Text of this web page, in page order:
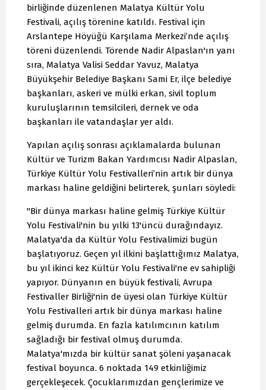
birliğinde düzenlenen Malatya Kültür Yolu
Festivali, açılış törenine katıldı. Festival için
Arslantepe Höyüğü Karşılama Merkezi’nde açılış
töreni düzenlendi. Törende Nadir Alpaslan'ın yanı
sıra, Malatya Valisi Seddar Yavuz, Malatya
Büyükşehir Belediye Başkanı Sami Er, ilçe belediye
başkanları, askeri ve mülki erkan, sivil toplum
kuruluşlarının temsilcileri, dernek ve oda
başkanları ile vatandaşlar yer aldı.
Yapılan açılış sonrası açıklamalarda bulunan
Kültür ve Turizm Bakan Yardımcısı Nadir Alpaslan,
Türkiye Kültür Yolu Festivalleri’nin artık bir dünya
markası haline geldiğini belirterek, şunları söyledi:
"Bir dünya markası haline gelmiş Türkiye Kültür
Yolu Festivali'nin bu yılki 13'üncü durağındayız.
Malatya'da da Kültür Yolu Festivalimizi bugün
başlatıyoruz. Geçen yıl ilkini başlattığımız Malatya,
bu yıl ikinci kez Kültür Yolu Festivali'ne ev sahipliği
yapıyor. Dünyanın en büyük festivali, Avrupa
Festivaller Birliği'nin de üyesi olan Türkiye Kültür
Yolu Festivalleri artık bir dünya markası haline
gelmiş durumda. En fazla katılımcının katılım
sağladığı bir festival olmuş durumda.
Malatya'mızda bir kültür sanat şöleni yaşanacak
festival boyunca. 6 noktada 149 etkinliğimiz
gerçekleşecek. Çocuklarımızdan gençlerimize ve